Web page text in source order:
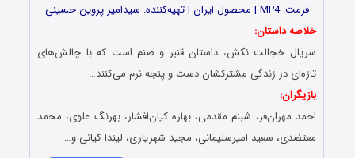
فرمت: MP4 | محصول ایران | تهیه‌کننده: سیدامیر پروین حسینی
خلاصه داستان:
سریال خجالت نکش، داستان قنبر و صنم است که با چالش‌های
تازه‌ای در زندگی مشترکشان دست و پنجه نرم می‌کنند…
بازیگران:
احمد مهران‌فر، شبنم مقدمی، بهاره کیان‌افشار، بهرنگ علوی، محمد
معتضدی، سعید امیرسلیمانی، مجید شهریاری، لیندا کیانی و…